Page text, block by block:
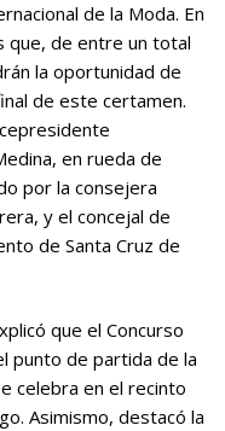
de la Moda. En
que, de entre un total
la oportunidad de
de este certamen.
en rueda de
por la consejera
y el concejal de
de Santa Cruz de
que el Concurso
punto de partida de la
celebra en el recinto
Asimismo, destacó la